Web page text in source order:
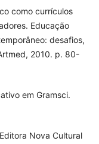
como currículos
Educação
desafios,
2010. p. 80-
em Gramsci.
Nova Cultural